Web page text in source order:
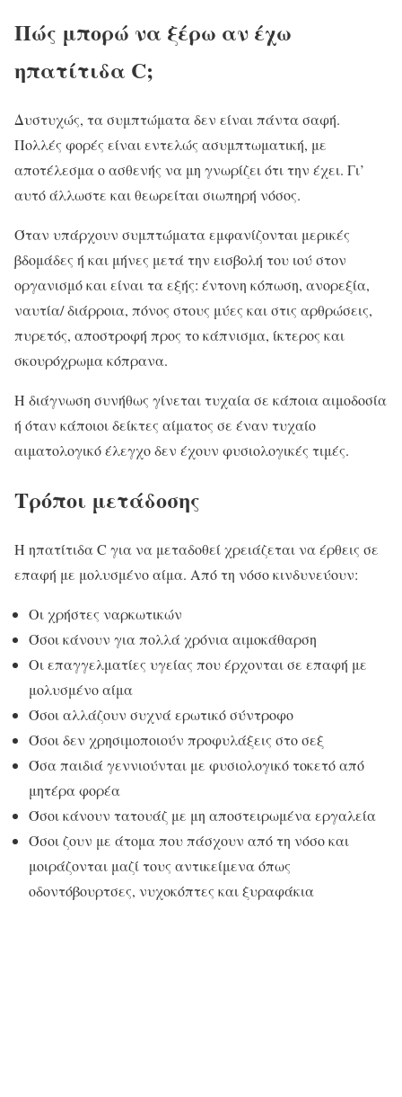
Πώς μπορώ να ξέρω αν έχω
ηπατίτιδα C;
Δυστυχώς, τα συμπτώματα δεν είναι πάντα σαφή.
Πολλές φορές είναι εντελώς ασυμπτωματική, με
αποτέλεσμα ο ασθενής να μη γνωρίζει ότι την έχει. Γι’
αυτό άλλωστε και θεωρείται σιωπηρή νόσος.
Όταν υπάρχουν συμπτώματα εμφανίζονται μερικές
βδομάδες ή και μήνες μετά την εισβολή του ιού στον
οργανισμό και είναι τα εξής: έντονη κόπωση, ανορεξία,
ναυτία/ διάρροια, πόνος στους μύες και στις αρθρώσεις,
πυρετός, αποστροφή προς το κάπνισμα, ίκτερος και
σκουρόχρωμα κόπρανα.
Η διάγνωση συνήθως γίνεται τυχαία σε κάποια αιμοδοσία
ή όταν κάποιοι δείκτες αίματος σε έναν τυχαίο
αιματολογικό έλεγχο δεν έχουν φυσιολογικές τιμές.
Τρόποι μετάδοσης
Η ηπατίτιδα C για να μεταδοθεί χρειάζεται να έρθεις σε
επαφή με μολυσμένο αίμα. Από τη νόσο κινδυνεύουν:
Οι χρήστες ναρκωτικών
Όσοι κάνουν για πολλά χρόνια αιμοκάθαρση
Οι επαγγελματίες υγείας που έρχονται σε επαφή με
μολυσμένο αίμα
Όσοι αλλάζουν συχνά ερωτικό σύντροφο
Όσοι δεν χρησιμοποιούν προφυλάξεις στο σεξ
Όσα παιδιά γεννιούνται με φυσιολογικό τοκετό από
μητέρα φορέα
Όσοι κάνουν τατουάζ με μη αποστειρωμένα εργαλεία
Όσοι ζουν με άτομα που πάσχουν από τη νόσο και
μοιράζονται μαζί τους αντικείμενα όπως
οδοντόβουρτσες, νυχοκόπτες και ξυραφάκια